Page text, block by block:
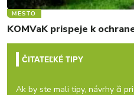
MESTO
KOMVaK prispeje k
ČITATEĽKÉ TIPY
Ak by ste mali tipy, návrhy či